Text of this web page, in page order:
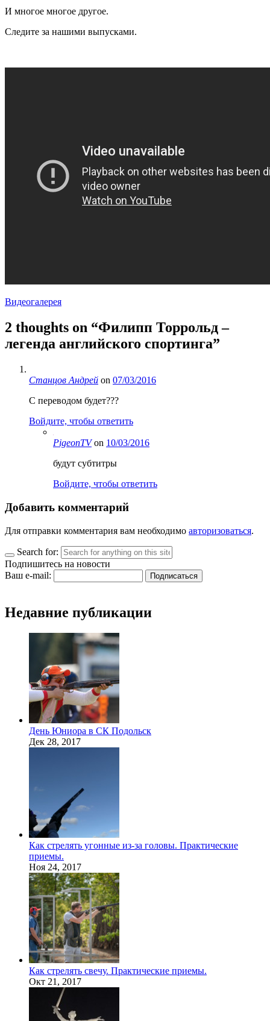
И многое многое другое.
Следите за нашими выпусками.
Видеогалерея
2 thoughts on “Филипп Торрольд –
легенда английского спортинга”
Станцов Андрей on 07/03/2016
С переводом будет???
Войдите, чтобы ответить
PigeonTVon 10/03/2016
будут субтитры
Войдите, чтобы ответить
Добавить комментарий
Для отправки комментария вам необходимо авторизоваться.
Search for:
Подпишитесь на новости
Ваш e-mail:
Недавние публикации
День Юниора в СК Подольск
Дек 28, 2017
Как стрелять угонные из-за головы. Практические
приемы.
Ноя 24, 2017
Как стрелять свечу. Практические приемы.
Окт 21, 2017